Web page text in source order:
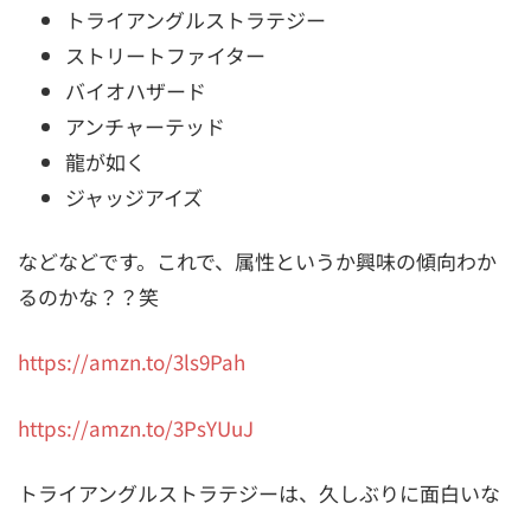
トライアングルストラテジー
ストリートファイター
バイオハザード
アンチャーテッド
龍が如く
ジャッジアイズ
などなどです。これで、属性というか興味の傾向わか
るのかな？？笑
https://amzn.to/3ls9Pah
https://amzn.to/3PsYUuJ
トライアングルストラテジーは、久しぶりに面白いな